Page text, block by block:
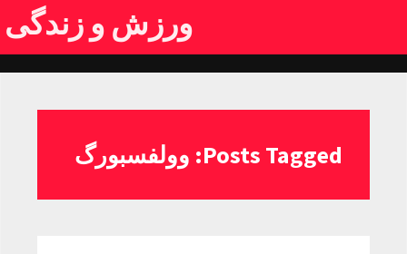
ورزش و زندگی
Posts Tagged: وولفسبورگ